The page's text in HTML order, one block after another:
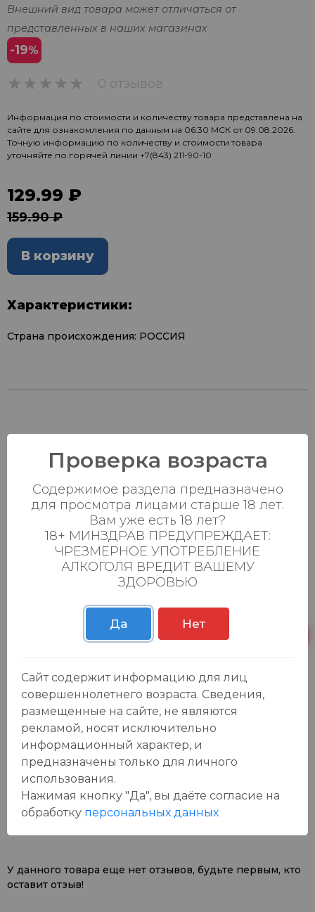
Внешний вид товара может отличаться от
представленных в наших магазинах
-19%
0 отзывов
Информация по стоимости и количеству товара представлена на
сайте для ознакомления по данным на 06:30 МСК от 09.08.2026.
Точную информацию по количеству и стоимости товара
уточняйте по горячей линии +7(843) 211-90-10
129.99 ₽
159.90 ₽
В корзину
Характеристики:
Страна происхождения: РОССИЯ
Ваш город:
Батыршина 20Б
Пн-Вс с 08:00 до
23:00
0 шт.
Магистральная 22д
Пн-Вс с 08:00 до
23:00
Осиновская 2В,
Пн-Вс с 09:00 до
Пн-Вс с 09:00 до
Отзывы:
Оставить отзыв
У данного товара еще нет отзывов, будьте первым, кто
оставит отзыв!
Проверка возраста
Содержимое раздела предназначено
для просмотра лицами старше 18 лет.
Вам уже есть 18 лет?
18+ МИНЗДРАВ ПРЕДУПРЕЖДАЕТ:
ЧРЕЗМЕРНОЕ УПОТРЕБЛЕНИЕ
АЛКОГОЛЯ ВРЕДИТ ВАШЕМУ
ЗДОРОВЬЮ
Да Нет
Сайт содержит информацию для лиц
совершеннолетнего возраста. Сведения,
размещенные на сайте, не являются
рекламой, носят исключительно
информационный характер, и
предназначены только для личного
использования.
Нажимая кнопку "Да", вы даёте cогласие на
обработку персональных данных